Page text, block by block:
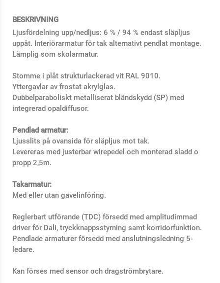
BESKRIVNING
Ljusfördelning upp/nedljus: 6 % / 94 % endast släpljus
uppåt. Interiörarmatur för tak alternativt pendlat montage.
Lämplig som skolarmatur.
Stomme i plåt strukturlackerad vit RAL 9010.
Yttergavlar av frostat akrylglas.
Dubbelparaboliskt metalliserat bländskydd (SP) med
integrerad opaldiffusor.
Pendlad armatur:
Ljusslits på ovansida för släpljus mot tak.
Levereras med justerbar wirepedel och monterad sladd o
propp 2,5m.
Takarmatur:
Med eller utan gavelinföring.
Reglerbart utförande (TDC) försedd med amplitudimmad
driver för Dali, tryckknappsstyrning samt korridorfunktion.
Pendlade armaturer försedd med anslutningsledning 5-
ledare.
Kan förses med sensor och dragströmbrytare.